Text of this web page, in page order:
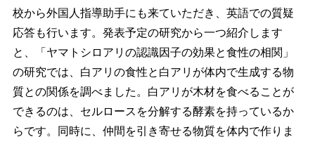
校から外国人指導助手にも来ていただき、英語での質疑
応答も行います。発表予定の研究から一つ紹介します
と、「ヤマトシロアリの認識因子の効果と食性の相関」
の研究では、白アリの食性と白アリが体内で生成する物
質との関係を調べました。白アリが木材を食べることが
できるのは、セルロースを分解する酵素を持っているか
らです。同時に、仲間を引き寄せる物質を体内で作りま